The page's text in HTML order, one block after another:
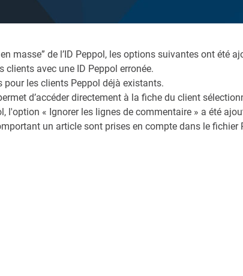
masse” de l’ID Peppol, les options suivantes ont été
clients avec une ID Peppol erronée.
pour les clients Peppol déjà existants.
d’accéder directement à la fiche du client
l'option « Ignorer les lignes de commentaire » a été
un article sont prises en compte dans le fichier